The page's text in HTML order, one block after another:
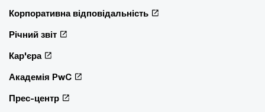
Корпоративна відповідальність
Річний звіт
Кар'єра
Академія PwC
Прес-центр